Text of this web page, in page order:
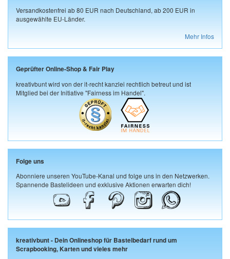
Versandkostenfrei ab 80 EUR nach Deutschland, ab 200 EUR in
ausgewählte EU-Länder.
Mehr Infos
Geprüfter Online-Shop & Fair Play
kreativbunt wird von der it-recht kanzlei rechtlich betreut und ist
Mitglied bei der Initiative "Fairness im Handel".
Folge uns
Abonniere unseren YouTube-Kanal und folge uns in den Netzwerken.
Spannende Bastelideen und exklusive Aktionen erwarten dich!
kreativbunt - Dein Onlineshop für Bastelbedarf rund um
Scrapbooking, Karten und vieles mehr